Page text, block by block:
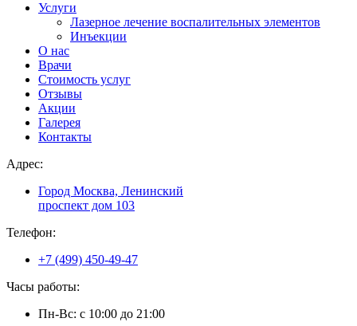
Услуги
Лазерное лечение воспалительных элементов
Инъекции
О нас
Врачи
Стоимость услуг
Отзывы
Акции
Галерея
Контакты
Адрес:
Город Москва, Ленинский
проспект дом 103
Телефон:
+7 (499) 450-49-47
Часы работы:
Пн-Вс: с 10:00 до 21:00